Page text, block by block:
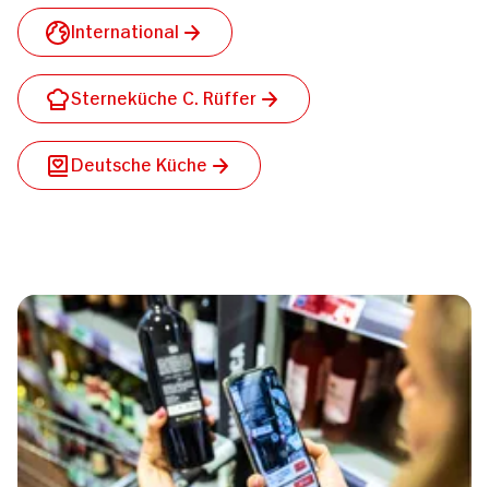
International
Sterneküche C. Rüffer
Deutsche Küche